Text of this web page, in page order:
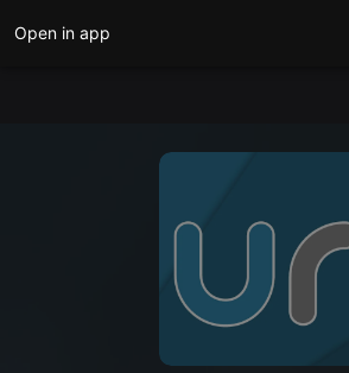
Open in app